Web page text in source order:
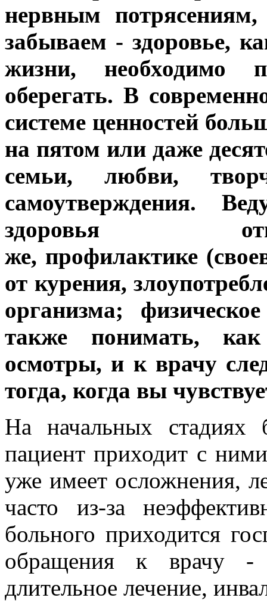
нервным
забываем - здоровье,
жизни, необходимо
оберегать. В
системе ценностей
на пятом или даже
семьи, любви,
самоутверждения.
здоровья
же, профилактике
от курения,
организма;
также понимать,
осмотры, и к врачу
тогда, когда вы
На начальных стадиях
пациент приходит с
уже имеет осложнения,
часто из-за
больного приходится
обращения к врачу -
длительное лечение,